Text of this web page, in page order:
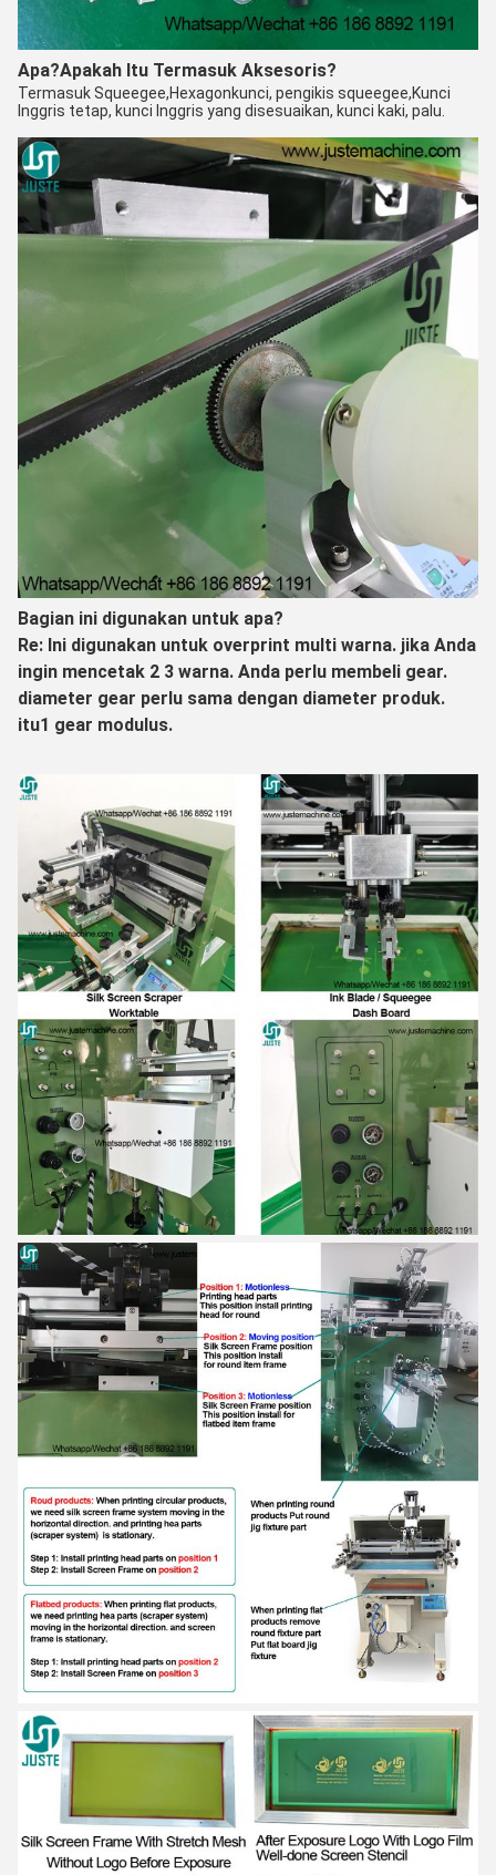
Apa?Apakah Itu Termasuk Aksesoris?
Termasuk Squeegee,Hexagonkunci, pengikis squeegee,Kunci
Inggris tetap, kunci Inggris yang disesuaikan, kunci kaki, palu.
Bagian ini digunakan untuk apa?
Re: Ini digunakan untuk overprint multi warna. jika Anda
ingin mencetak 2 3 warna. Anda perlu membeli gear.
diameter gear perlu sama dengan diameter produk.
itu1 gear modulus.